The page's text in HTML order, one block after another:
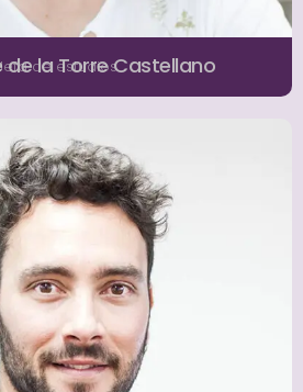
de la Torre Castellano
de estudios